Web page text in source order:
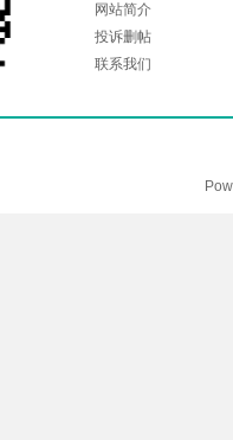
网站简介
投诉删帖
联系我们